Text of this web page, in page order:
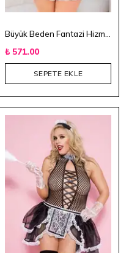
₺ 571.00
SEPETE EKLE